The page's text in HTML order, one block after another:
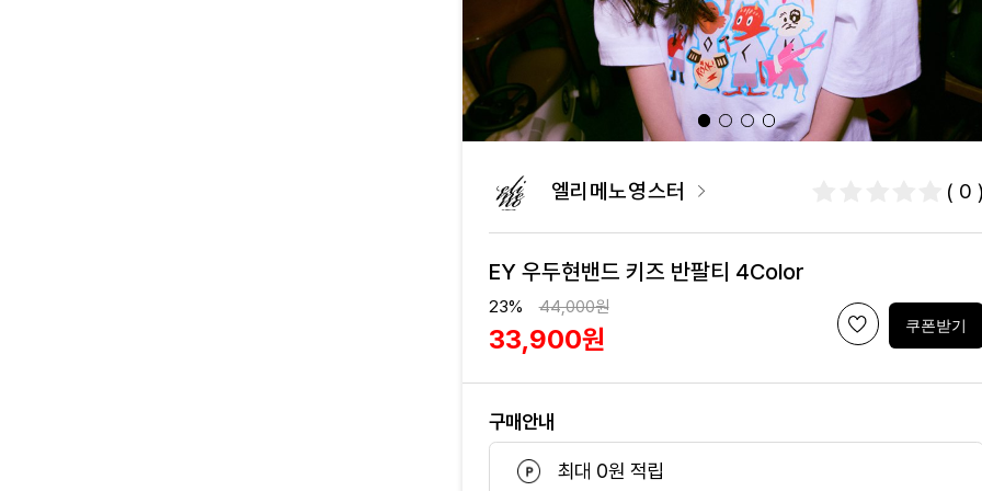
엘리메노영스터 ( 0
EY 우두현밴드 키즈 반팔티 4Color
23% 44,000원
33,900원 쿠폰받기
구매안내
최대 0원 적립